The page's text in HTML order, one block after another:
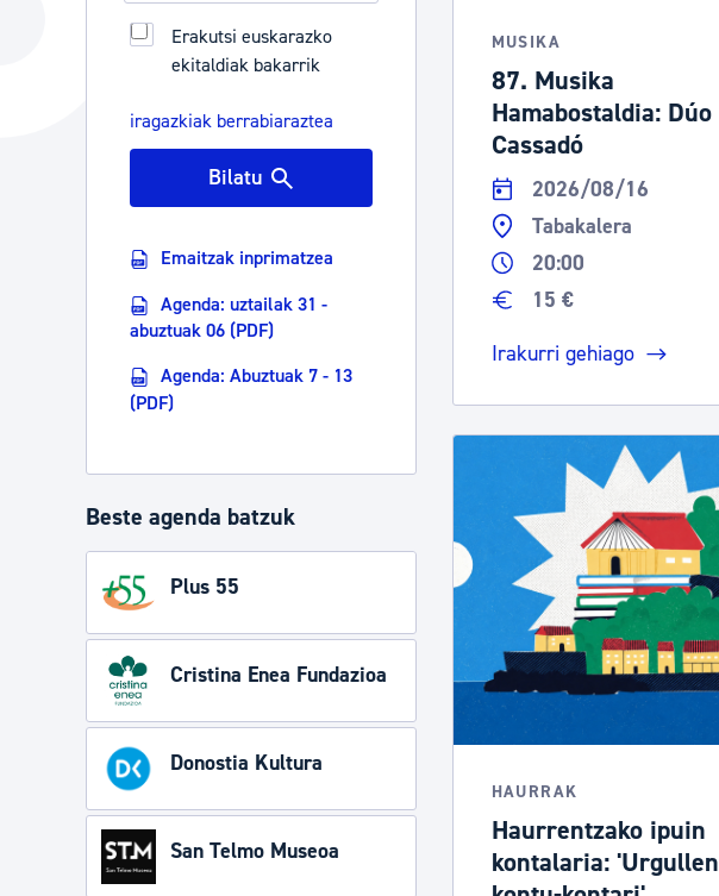
Hiria
Hiria ezagutu
Etorkizuneko hiria
Albisteak
Abisuak
Kultur agenda
Erakutsi euskarazko
ekitaldiak bakarrik
iragazkiak berrabiaraztea
Bilatu
Emaitzak inprimatzea
Agenda: uztailak 31 -
abuztuak 06 (PDF)
Agenda: Abuztuak 7 - 13
(PDF)
Beste agenda batzuk
Plus 55
Cristina Enea Fundazioa
Donostia Kultura
San Telmo Museoa
MUSIKA
87. Musika
Hamabostaldia: Dúo
Cassadó
2026/08/16
Tabakalera
20:00
15 €
Irakurri gehiago
HAURRAK
Haurrentzako ipuin
kontalaria: 'Urgullen